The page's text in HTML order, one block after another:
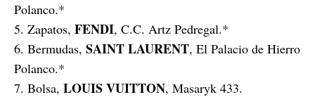
Polanco.*
5. Zapatos, FENDI, C.C. Artz Pedregal.*
6. Bermudas, SAINT LAURENT, El Palacio de Hierro
Polanco.*
7. Bolsa, LOUIS VUITTON, Masaryk 433.